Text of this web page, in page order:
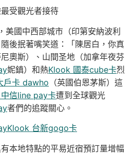
受觀光者接待
美國中西部城市（印第安納波利
後抿著嘴笑道：「陳居白，你真
奧斯）、山間圣地（加拿年夜芬
妮鎮）和熱Klook 國泰cube卡烈
戶卡 dawho （英國伯恩茅斯）這
信line pay卡遭到全球觀光
者們的追蹤關心。
Klook 台新gogo卡
本地特點的平易近宿預訂量增幅